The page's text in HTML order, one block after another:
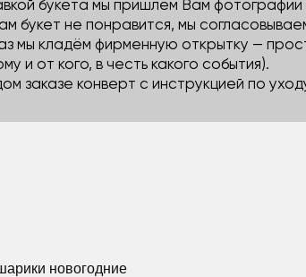
букета мы пришлем Вам фотографии
букет не понравится, мы
мы кладём фирменную открытку —
и от кого, в честь какого события).
заказе конверт с инструкцией по
новогодние